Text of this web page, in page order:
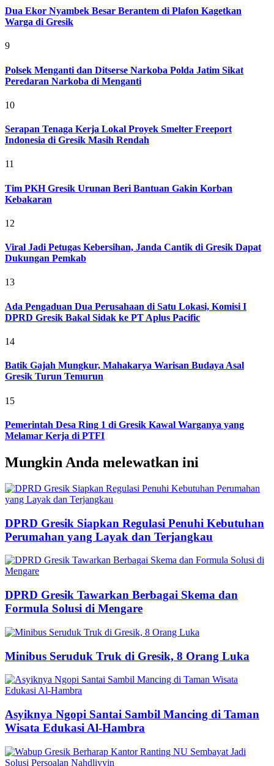
Dua Ekor Nyambek Besar Berantem di Plafon Kagetkan
Warga di Gresik
9
Polsek Menganti dan Ditserse Narkoba Polda Jatim Sikat
Peredaran Narkoba di Menganti
10
Serapan Tenaga Kerja Lokal Proyek Smelter Freeport
Indonesia di Gresik Masih Rendah
11
Tim PKH Gresik Urunan Beri Bantuan Gakin Korban
Kebakaran
12
Viral Jadi Petugas Kebersihan, Janda Cantik di Gresik Dapat
Dukungan Pemkab
13
Ada Pengaduan Dua Perusahaan di Satu Lokasi, Komisi I
DPRD Gresik Bakal Sidak ke PT Aplus Pacific
14
Batik Gajah Mungkur, Mahakarya Warisan Budaya Asal
Gresik Turun Temurun
15
Pemerintah Desa Ring 1 di Gresik Kawal Warganya yang
Melamar Kerja di PTFI
Mungkin Anda melewatkan ini
DPRD Gresik Siapkan Regulasi Penuhi Kebutuhan
Perumahan yang Layak dan Terjangkau
DPRD Gresik Tawarkan Berbagai Skema dan
Formula Solusi di Mengare
Minibus Seruduk Truk di Gresik, 8 Orang Luka
Asyiknya Ngopi Santai Sambil Mancing di Taman
Wisata Edukasi Al-Hambra